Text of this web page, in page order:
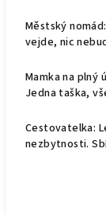
Městský
vejde, nic
Mamka na plný
Jedna taška,
Cestovatelka:
nezbytnosti.